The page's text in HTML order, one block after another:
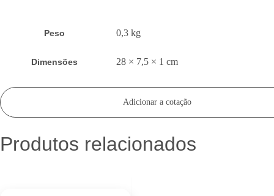
Peso 0,3 kg
Dimensões 28 × 7,5 × 1 cm
Adicionar a cotação
Produtos relacionados